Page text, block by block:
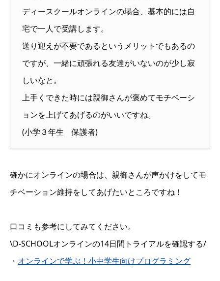
ディースクールオンラインの場合、基本的には自
宅で一人で受講します。
送り迎えが不要であるというメリットでもあるの
ですが、一緒に頑張れる友達がいないのが少し寂
しいなと。
上手くできた時には親御さんが褒めてモチベーシ
ョンを上げてあげるのがいいですね。
(小学３年生 保護者)
確かにオンラインの場合は、親御さんが声かけをしてモ
チベーション維持をしてあげたいところですね！
口コミも参考にしてみてください。
\D-SCHOOLオンラインの14日間トライアルを確認する/
・ オンラインで学ぶ！小中学生向けプログラミング